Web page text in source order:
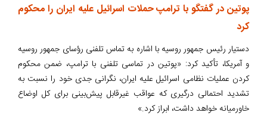
پوتین در گفتگو با ترامپ حملات اسرائیل علیه ایران را محکوم
کرد
دستیار رئیس جمهور روسیه با اشاره به تماس تلفنی رؤسای جمهور روسیه
و آمریکا، تأکید کرد: «پوتین در تماسی تلفنی با ترامپ، ضمن محکوم
کردن عملیات نظامی اسرائیل علیه ایران، نگرانی جدی خود را نسبت به
تشدید احتمالی درگیری که عواقب غیرقابل پیش‌بینی برای کل اوضاع
خاورمیانه خواهد داشت، ابراز کرد.»